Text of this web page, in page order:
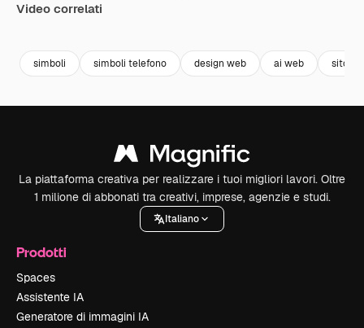
Video correlati
simboli simboli telefono design web ai web sito
La piattaforma creativa per realizzare i tuoi migliori lavori. Oltre
1 milione di abbonati tra creativi, imprese, agenzie e studi.
Italiano
Prodotti
Spaces
Assistente IA
Generatore di immagini IA